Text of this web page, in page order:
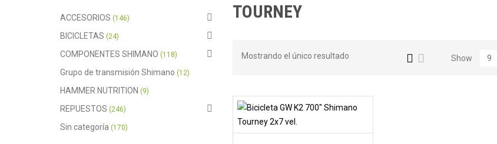
efectivo!
✨ ¡PORQUE COMPRAR EN
EFECTIVO SIEMPRE TE
TOURNEY
Mostrando el único resultado Show
ACCESORIOS (146)
BICICLETAS (24)
COMPONENTES SHIMANO (118)
Grupo de transmisión Shimano (12)
HAMMER NUTRITION (9)
REPUESTOS (246)
Sin categoría (170)